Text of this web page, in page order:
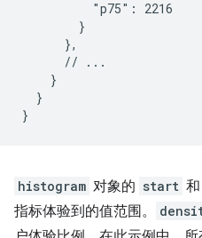
          "p75": 2216
        }
      },
      // ...
    }
  }
histogram 对象的 start 和
指标体验到的值范围。